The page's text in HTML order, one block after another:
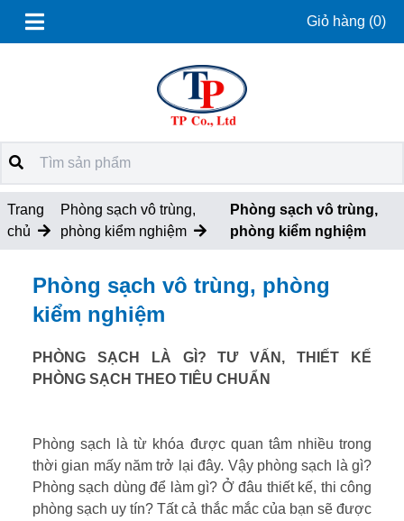
Giỏ hàng (0)
Trang
chủ
Phòng sạch vô trùng,
phòng kiểm nghiệm
Phòng sạch vô trùng,
phòng kiểm nghiệm
Phòng sạch vô trùng, phòng
kiểm nghiệm
PHÒNG SẠCH LÀ GÌ? TƯ VẤN, THIẾT KẾ
PHÒNG SẠCH THEO TIÊU CHUẨN
Phòng sạch là từ khóa được quan tâm nhiều trong
thời gian mấy năm trở lại đây. Vậy phòng sạch là gì?
Phòng sạch dùng để làm gì? Ở đâu thiết kế, thi công
phòng sạch uy tín? Tất cả thắc mắc của bạn sẽ được